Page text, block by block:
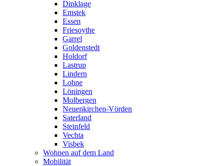
Dinklage
Emstek
Essen
Friesoythe
Garrel
Goldenstedt
Holdorf
Lastrup
Lindern
Lohne
Löningen
Molbergen
Neuenkirchen-Vörden
Saterland
Steinfeld
Vechta
Visbek
Wohnen auf dem Land
Mobilität